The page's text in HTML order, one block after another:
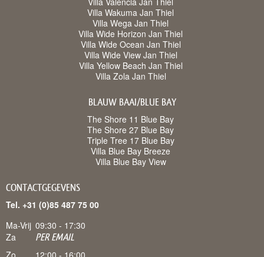
Villa Wakuma Jan Thiel
Villa Wega Jan Thiel
Villa Wide Horizon Jan Thiel
Villa Wide Ocean Jan Thiel
Villa Wide View Jan Thiel
Villa Yellow Beach Jan Thiel
Villa Zola Jan Thiel
BLAUW BAAI/BLUE BAY
The Shore 11 Blue Bay
The Shore 27 Blue Bay
Triple Tree 17 Blue Bay
Villa Blue Bay Breeze
Villa Blue Bay View
CONTACTGEGEVENS
Tel. +31 (0)85 487 75 00
Ma-Vrij 09:30 - 17:30
Za
PER EMAIL